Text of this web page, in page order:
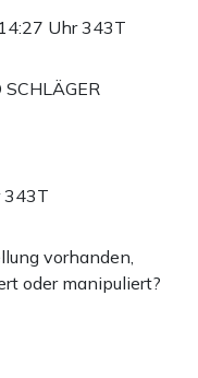
Uhr343T
343T
vorhanden,
oder manipuliert?